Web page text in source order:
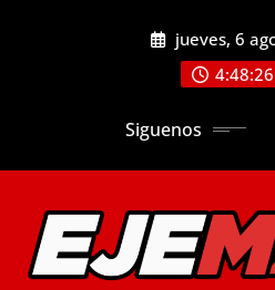
jueves, 6
Siguenos